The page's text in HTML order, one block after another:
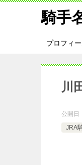
騎手
プロフィ
川
公開日
JRA